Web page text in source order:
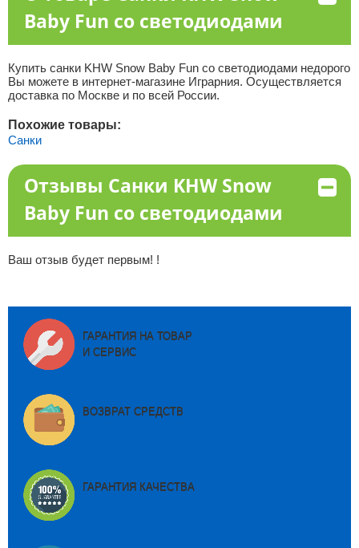
Baby Fun со светодиодами
Купить cанки KHW Snow Baby Fun со светодиодами недорого
Вы можете в интернет-магазине Играрния. Осуществляется
доставка по Москве и по всей России.
Похожие товары:
Санки
Отзывы Санки KHW Snow
Baby Fun со светодиодами
Ваш отзыв будет первым! !
ГАРАНТИЯ НА ТОВАР
И СЕРВИС
ВОЗВРАТ СРЕДСТВ
ГАРАНТИЯ КАЧЕСТВА